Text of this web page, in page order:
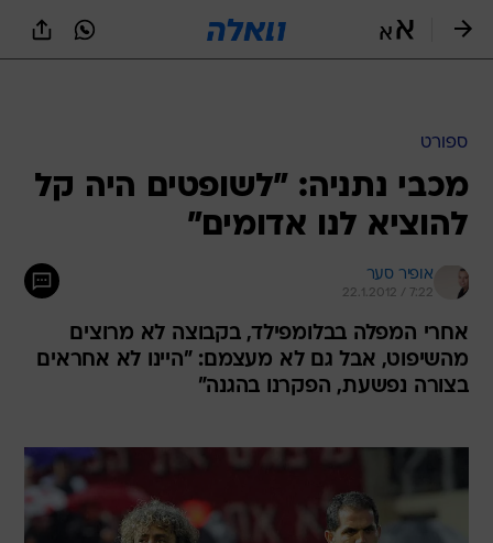
ספורט
מכבי נתניה: "לשופטים היה קל
להוציא לנו אדומים"
אופיר סער
22.1.2012 / 7:22
אחרי המפלה בבלומפילד, בקבוצה לא מרוצים
מהשיפוט, אבל גם לא מעצמם: "היינו לא אחראים
בצורה נפשעת, הפקרנו בהגנה"